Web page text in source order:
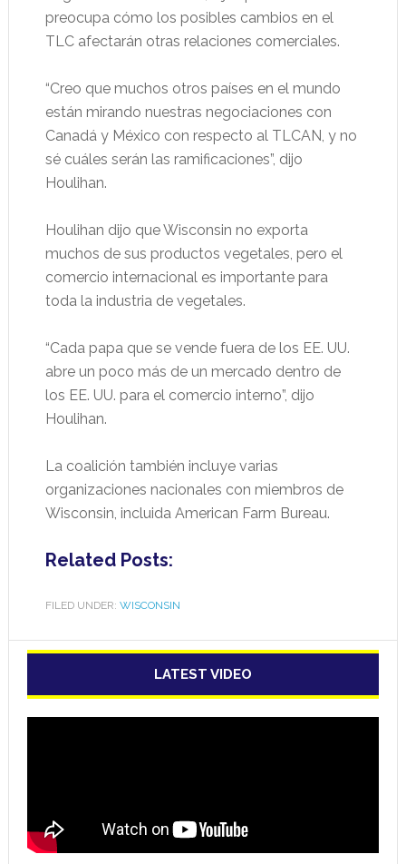
preocupa cómo los posibles cambios en el
TLC afectarán otras relaciones comerciales.
“Creo que muchos otros países en el mundo
están mirando nuestras negociaciones con
Canadá y México con respecto al TLCAN, y no
sé cuáles serán las ramificaciones”, dijo
Houlihan.
Houlihan dijo que Wisconsin no exporta
muchos de sus productos vegetales, pero el
comercio internacional es importante para
toda la industria de vegetales.
“Cada papa que se vende fuera de los EE. UU.
abre un poco más de un mercado dentro de
los EE. UU. para el comercio interno”, dijo
Houlihan.
La coalición también incluye varias
organizaciones nacionales con miembros de
Wisconsin, incluida American Farm Bureau.
Related Posts:
FILED UNDER: WISCONSIN
LATEST VIDEO